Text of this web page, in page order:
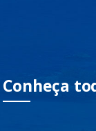
Conheça